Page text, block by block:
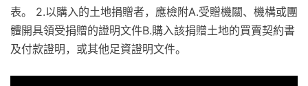
表。 2.以購入的土地捐贈者，應檢附A.受贈機關、機構或團
體開具領受捐贈的證明文件B.購入該捐贈土地的買賣契約書
及付款證明，或其他足資證明文件。